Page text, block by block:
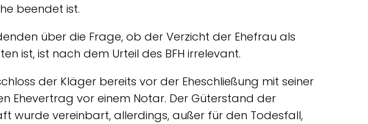
beendet ist.
über die Frage, ob der Verzicht der Ehefrau als
ist, ist nach dem Urteil des BFH irrelevant.
der Kläger bereits vor der Eheschließung mit seiner
Ehevertrag vor einem Notar. Der Güterstand der
wurde vereinbart, allerdings, außer für den Todesfall,